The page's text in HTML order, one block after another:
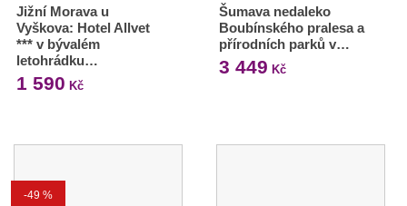
Jižní Morava u
Vyškova: Hotel Allvet
*** v bývalém
letohrádku…
1 590 Kč
Šumava nedaleko
Boubínského pralesa a
přírodních parků v…
3 449 Kč
-49 %